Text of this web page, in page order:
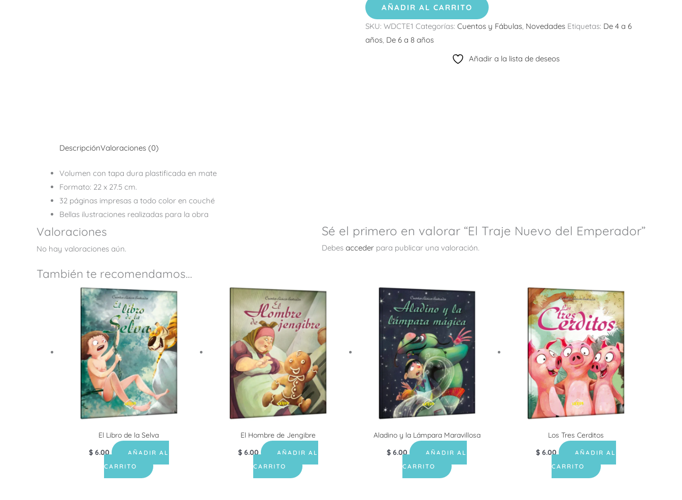
AÑADIR AL CARRITO
SKU: WDCTE1 Categorías: Cuentos y Fábulas Novedades Etiquetas: De 4 a 6
años De 6 a 8 años
Añadir a la lista de deseos
DescripciónValoraciones (0)
Volumen con tapa dura plastificada en mate
Formato: 22 x 27.5 cm.
32 páginas impresas a todo color en couché
Bellas ilustraciones realizadas para la obra
Valoraciones
No hay valoraciones aún.
Sé el primero en valorar “El Traje Nuevo del Emperador”
Debes acceder para publicar una valoración.
También te recomendamos…
El Libro de la Selva
$6.00
AÑADIR AL
CARRITO
El Hombre de Jengibre
$6.00
AÑADIR AL
CARRITO
Aladino y la Lámpara Maravillosa
$ 6.00
AÑADIR AL
CARRITO
Los Tres Cerditos
$ 6.00
AÑADIR AL
CARRITO